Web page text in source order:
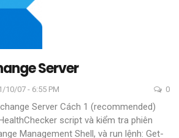
Server
10/07 - 6:55 PM 0
Server Cách 1 (recommended)
script và kiểm tra phiên
Management Shell, và run lệnh: Get-